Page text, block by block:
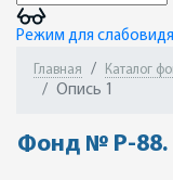
Режим для
Главная Каталог
Опись 1
Фонд № Р-88.